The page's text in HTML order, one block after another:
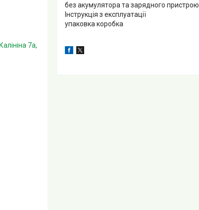
без акумулятора та зарядного пристрою
Інструкція з експлуатації
упаковка коробка
7а,